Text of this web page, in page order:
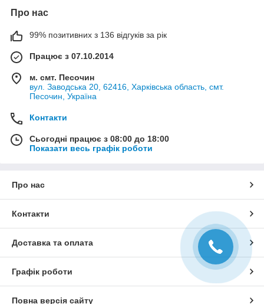
Про нас
99% позитивних з 136 відгуків за рік
Працює з 07.10.2014
м. смт. Песочин
вул. Заводська 20, 62416, Харківська область, смт.
Песочин, Україна
Контакти
Сьогодні працює з 08:00 до 18:00
Показати весь графік роботи
Про нас
Контакти
Доставка та оплата
Графік роботи
Повна версія сайту